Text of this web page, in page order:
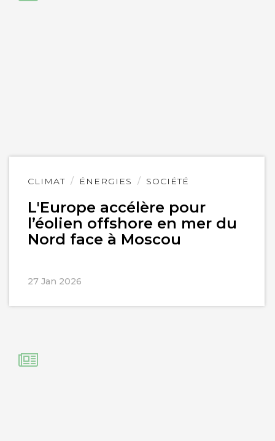
CLIMAT ÉNERGIES SOCIÉTÉ
L'Europe accélère pour
l’éolien offshore en mer du
Nord face à Moscou
27 Jan 2026
Lire